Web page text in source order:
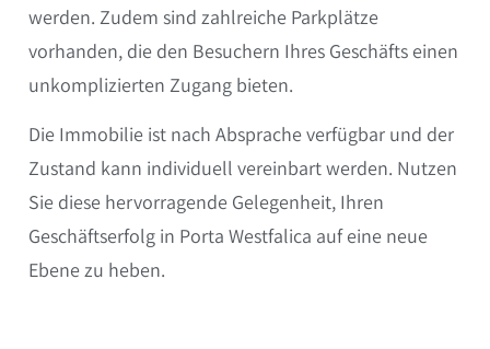
werden. Zudem sind zahlreiche Parkplätze
vorhanden, die den Besuchern Ihres Geschäfts einen
unkomplizierten Zugang bieten.
Die Immobilie ist nach Absprache verfügbar und der
Zustand kann individuell vereinbart werden. Nutzen
Sie diese hervorragende Gelegenheit, Ihren
Geschäftserfolg in Porta Westfalica auf eine neue
Ebene zu heben.